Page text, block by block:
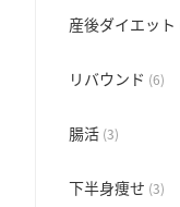
産後ダイエット
リバウンド (6)
腸活 (3)
下半身痩せ (3)